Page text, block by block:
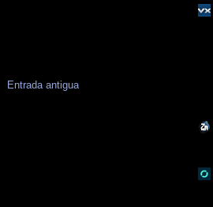
Entrada antigua